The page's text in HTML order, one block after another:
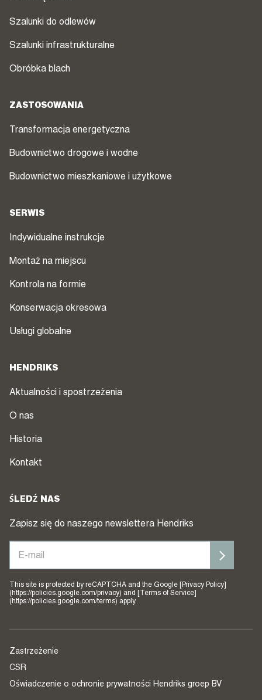
Szalunki do odlewów
Szalunki infrastrukturalne
Obróbka blach
ZASTOSOWANIA
Transformacja energetyczna
Budownictwo drogowe i wodne
Budownictwo mieszkaniowe i użytkowe
SERWIS
Indywidualne instrukcje
Montaż na miejscu
Kontrola na formie
Konserwacja okresowa
Usługi globalne
HENDRIKS
Aktualności i spostrzeżenia
O nas
Historia
Kontakt
ŚLEDŹ NAS
Zapisz się do naszego newslettera Hendriks
This site is protected by reCAPTCHA and the Google [Privacy Policy]
(https://policies.google.com/privacy) and [Terms of Service]
(https://policies.google.com/terms) apply.
Zastrzeżenie
CSR
Oświadczenie o ochronie prywatności Hendriks groep BV